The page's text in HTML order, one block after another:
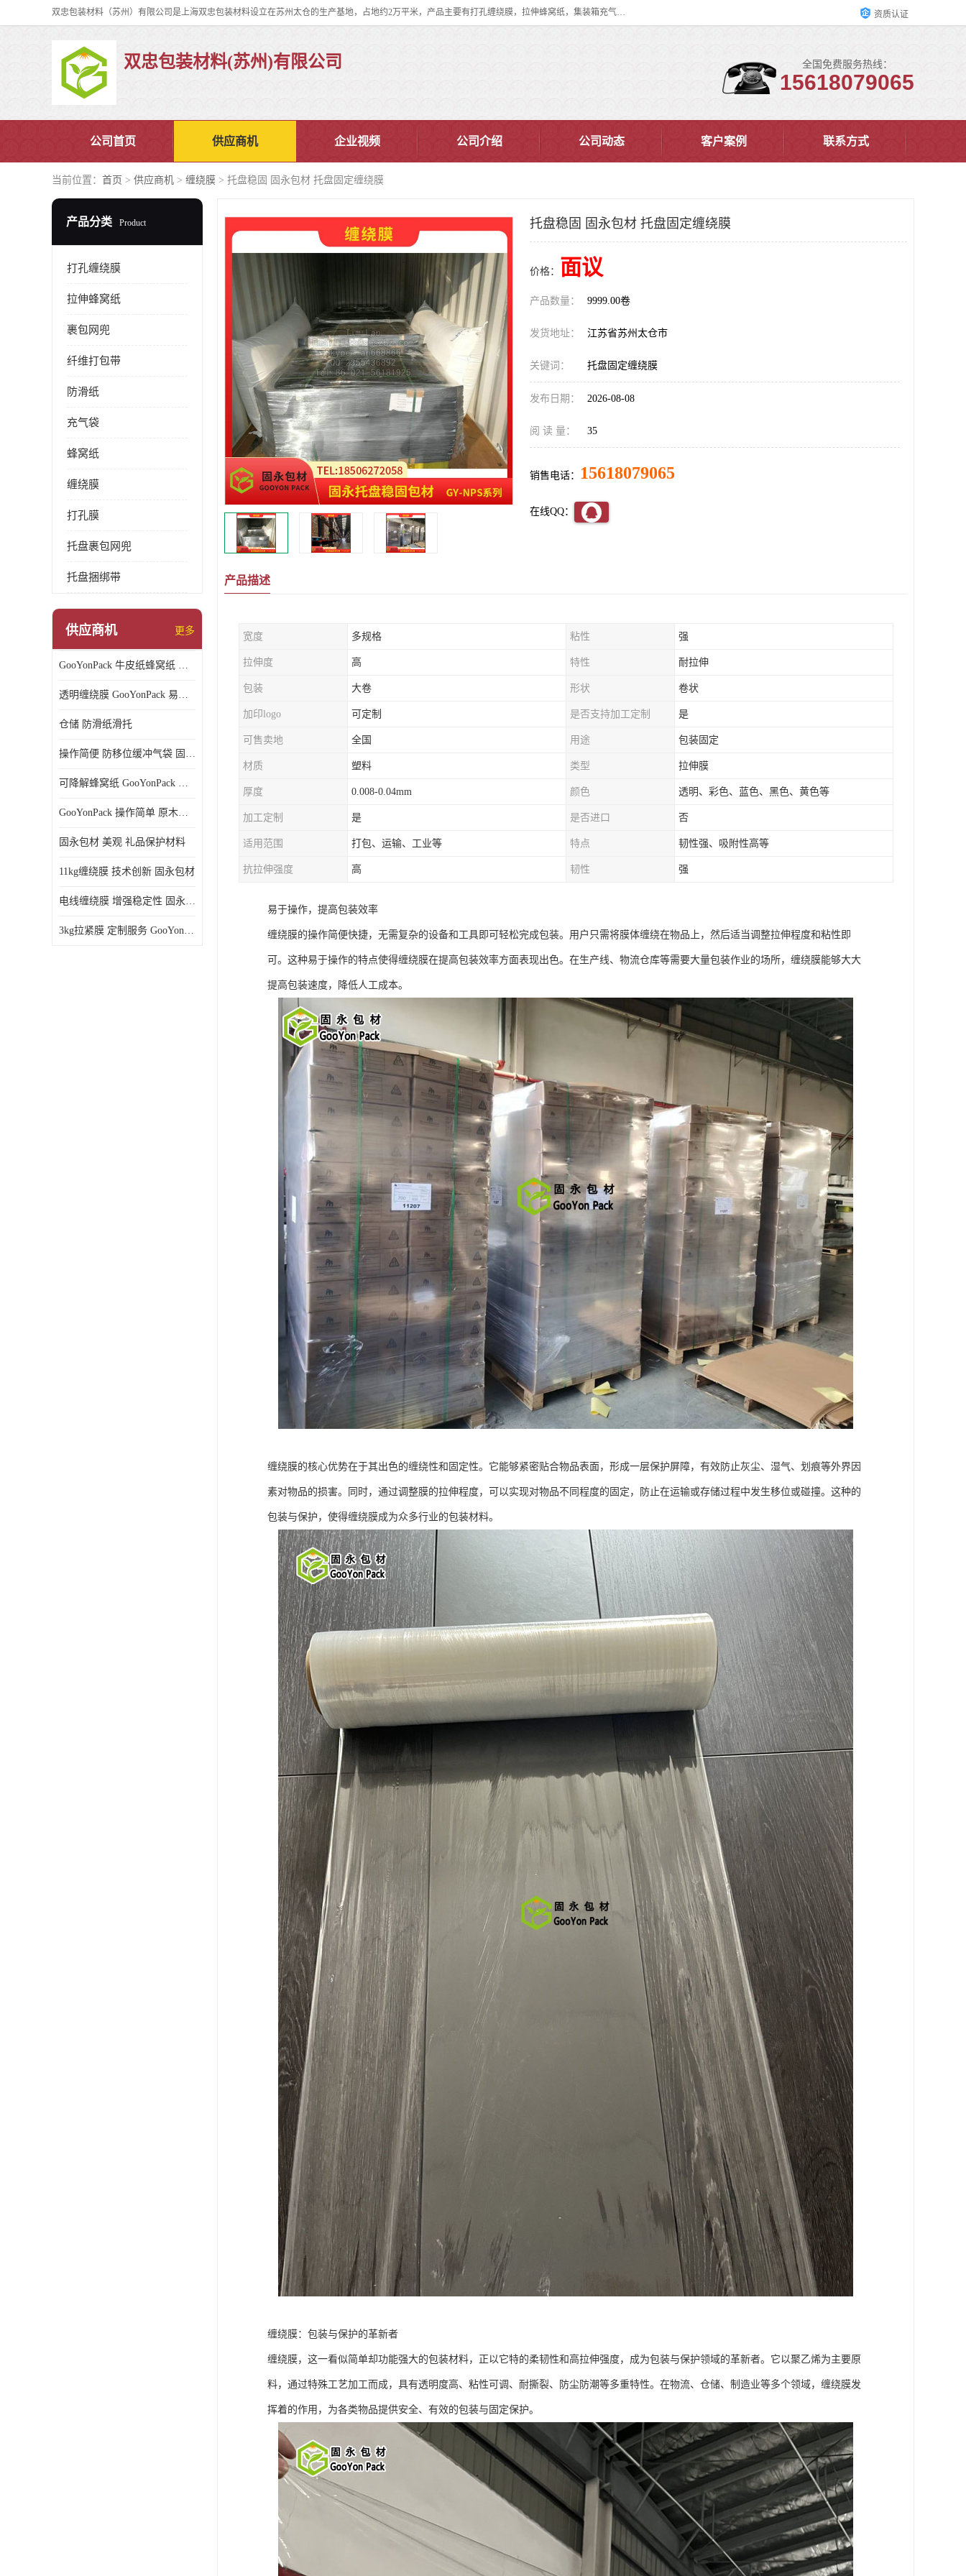
双忠包装材料（苏州）有限公司是上海双忠包装材料设立在苏州太仓的生产基地，占地约2万平米，产品主要有打孔缠绕膜，拉伸蜂窝纸，集装箱充气袋，滑托板，打包带，裹包网兜，防滑纸等箱体和托盘的运输和保护性包材。固永包材®，GooYon Pack®，是我们保护性包装材料的专属品牌。 资质认证
双忠包装材料(苏州)有限公司 全国免费服务热线：
15618079065
公司首页 供应商机 企业视频 公司介绍 公司动态 客户案例 联系方式
当前位置： 首页 > 供应商机 > 缠绕膜 > 托盘稳固 固永包材 托盘固定缠绕膜
产品分类 Product
打孔缠绕膜
拉伸蜂窝纸
裹包网兜
纤维打包带
防滑纸
充气袋
蜂窝纸
缠绕膜
打孔膜
托盘裹包网兜
托盘捆绑带
供应商机 更多
GooYonPack 牛皮纸蜂窝纸 循环使用
透明缠绕膜 GooYonPack 易撕扯不残留
仓储 防滑纸滑托
操作简便 防移位缓冲气袋 固永包材
可降解蜂窝纸 GooYonPack 循环使用
GooYonPack 操作简单 原木浆蜂巢网格纸
固永包材 美观 礼品保护材料
11kg缠绕膜 技术创新 固永包材
电线缠绕膜 增强稳定性 固永包材
3kg拉紧膜 定制服务 GooYonPack
托盘稳固 固永包材 托盘固定缠绕膜
价格： 面议
产品数量： 9999.00卷
发货地址： 江苏省苏州太仓市
关键词： 托盘固定缠绕膜
发布日期： 2026-08-08
阅 读 量： 35
销售电话： 15618079065
在线QQ：
产品描述
宽度 多规格 粘性 强
拉伸度 高 特性 耐拉伸
包装 大卷 形状 卷状
加印logo 可定制 是否支持加工定制 是
可售卖地 全国 用途 包装固定
材质 塑料 类型 拉伸膜
厚度 0.008-0.04mm 颜色 透明、彩色、蓝色、黑色、黄色等
加工定制 是 是否进口 否
适用范围 打包、运输、工业等 特点 韧性强、吸附性高等
抗拉伸强度 高 韧性 强
易于操作，提高包装效率
缠绕膜的操作简便快捷，无需复杂的设备和工具即可轻松完成包装。用户只需将膜体缠绕在物品上，然后适当调整拉伸程度和粘性即
可。这种易于操作的特点使得缠绕膜在提高包装效率方面表现出色。在生产线、物流仓库等需要大量包装作业的场所，缠绕膜能够大大
提高包装速度，降低人工成本。
缠绕膜的核心优势在于其出色的缠绕性和固定性。它能够紧密贴合物品表面，形成一层保护屏障，有效防止灰尘、湿气、划痕等外界因
素对物品的损害。同时，通过调整膜的拉伸程度，可以实现对物品不同程度的固定，防止在运输或存储过程中发生移位或碰撞。这种的
包装与保护，使得缠绕膜成为众多行业的包装材料。
缠绕膜：包装与保护的革新者
缠绕膜，这一看似简单却功能强大的包装材料，正以它特的柔韧性和高拉伸强度，成为包装与保护领域的革新者。它以聚乙烯为主要原
料，通过特殊工艺加工而成，具有透明度高、粘性可调、耐撕裂、防尘防潮等多重特性。在物流、仓储、制造业等多个领域，缠绕膜发
挥着的作用，为各类物品提供安全、有效的包装与固定保护。